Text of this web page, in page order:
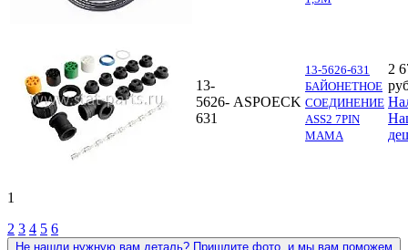
13-
5626-
631
ASPOECK
13-5626-631
БАЙОНЕТНОЕ
СОЕДИНЕНИЕ
ASS2 7PIN
МАМА
2
1
2 3 4 5 6
Не нашли нужную вам деталь? Пришлите фото, и мы вам поможем